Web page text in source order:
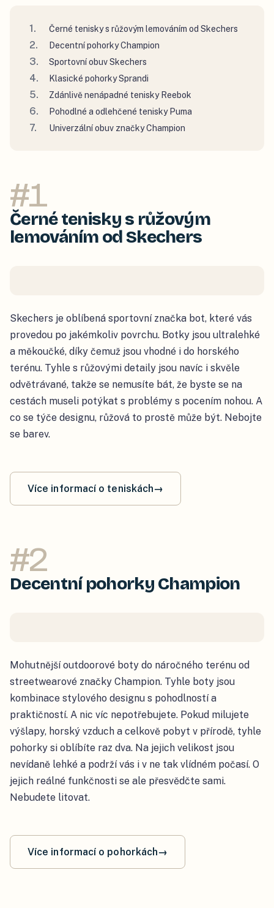
Černé tenisky s růžovým lemováním od Skechers
Decentní pohorky Champion
Sportovní obuv Skechers
Klasické pohorky Sprandi
Zdánlivě nenápadné tenisky Reebok
Pohodlné a odlehčené tenisky Puma
Univerzální obuv značky Champion
#1
Černé tenisky s růžovým
lemováním od Skechers
Skechers je oblíbená sportovní značka bot, které vás
provedou po jakémkoliv povrchu. Botky jsou ultralehké
a měkoučké, díky čemuž jsou vhodné i do horského
terénu. Tyhle s růžovými detaily jsou navíc i skvěle
odvětrávané, takže se nemusíte bát, že byste se na
cestách museli potýkat s problémy s pocením nohou. A
co se týče designu, růžová to prostě může být. Nebojte
se barev.
Více informací o teniskách→
#2
Decentní pohorky Champion
Mohutnější outdoorové boty do náročného terénu od
streetwearové značky Champion. Tyhle boty jsou
kombinace stylového designu s pohodlností a
praktičností. A nic víc nepotřebujete. Pokud milujete
výšlapy, horský vzduch a celkově pobyt v přírodě, tyhle
pohorky si oblíbíte raz dva. Na jejich velikost jsou
nevídaně lehké a podrží vás i v ne tak vlídném počasí. O
jejich reálné funkčnosti se ale přesvědčte sami.
Nebudete litovat.
Více informací o pohorkách→